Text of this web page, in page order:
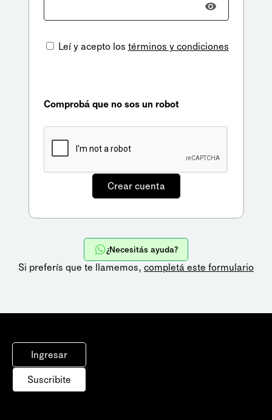
Leí y acepto los términos y condiciones
Comprobá que no sos un robot
¿Necesitás ayuda?
Si preferís que te llamemos, completá este formulario
Ingresar
Suscribite